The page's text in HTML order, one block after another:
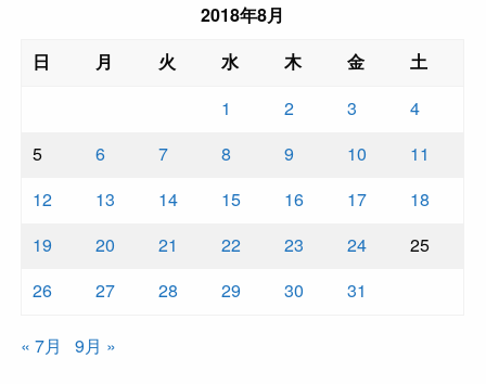
2018年8月
日
月 火 水 木 金
土
1
2 3
4
5
6 7 8 9 10
11
12
13 14 15 16 17
18
19
20 21 22 23 24
25
26
27 28 29 30 31
« 7月 9月 »